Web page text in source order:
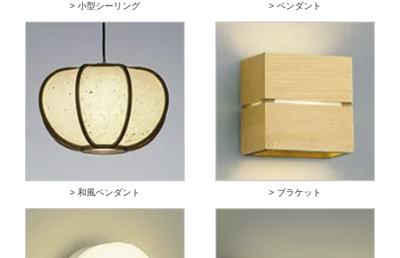
> 小型シーリング > ペンダント
> 和風ペンダント > ブラケット